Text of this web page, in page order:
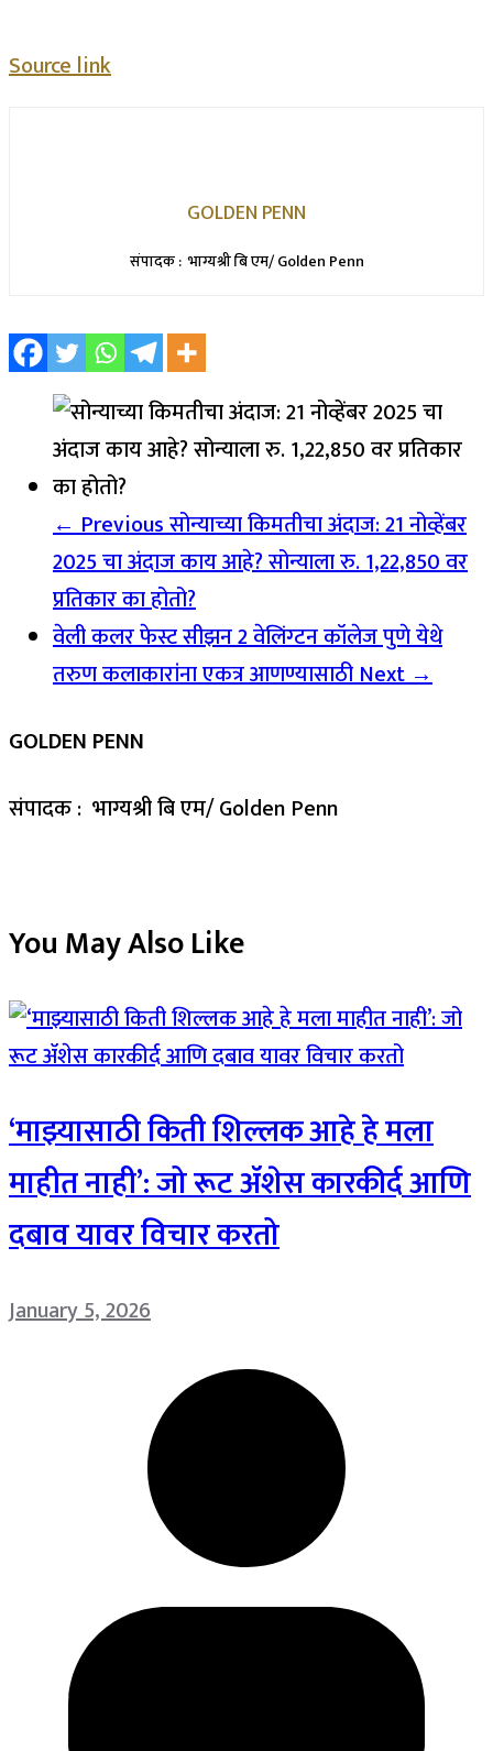
Source link
GOLDEN PENN
संपादक : भाग्यश्री बि एम/ Golden Penn
← Previousसोन्याच्या किमतीचा अंदाज: 21 नोव्हेंबर
2025 चा अंदाज काय आहे? सोन्याला रु. 1,22,850 वर
प्रतिकार का होतो?
वेली कलर फेस्ट सीझन 2 वेलिंग्टन कॉलेज पुणे येथे
तरुण कलाकारांना एकत्र आणण्यासाठीNext →
GOLDEN PENN
संपादक : भाग्यश्री बि एम/ Golden Penn
You May Also Like
‘माझ्यासाठी किती शिल्लक आहे हे मला
माहीत नाही’: जो रूट ॲशेस कारकीर्द आणि
दबाव यावर विचार करतो
January 5, 2026